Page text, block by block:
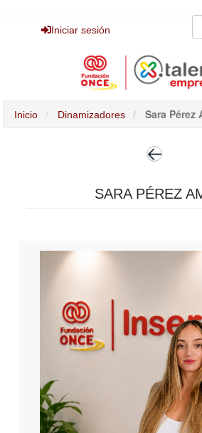
Iniciar sesión
Inicio Dinamizadores Sara Pérez
SARA PÉREZ